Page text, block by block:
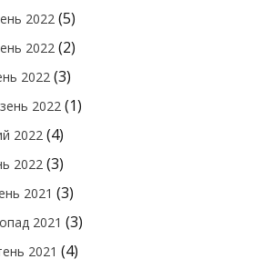
2022 (5)
2022 (2)
2022 (3)
2022 (1)
2022 (4)
2022 (3)
2021 (3)
2021 (3)
2021 (4)